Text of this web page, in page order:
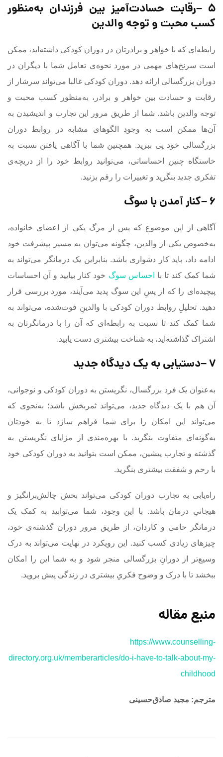
۵ –رقابت حسادت‌آمیز بین فرزندان به‌منظور
کسب محبت و توجه والدین
رابطه‌ای که با خواهر و برادرتان در دوران کودکی داشته‌اید، ممکن
است سرنخ‌های مهمی در مورد نحوه‌ی تعامل شما با دیگران در
دوران بزرگسالی ارائه دهد. دوران کودکی غالبا می‌تواند سرشار از
رقابت و حسادت بین خواهر و برادر، به‌منظور کسب محبت و
توجه والدین باشد. شما از طریق مرور این تجارب و اندیشیدن به
آن‌ها ممکن است به وجودِ الگوهای مشابه در روابط دوران
بزرگسالی خود پی ببرید. همچنین شما با آگاهی یافتن نسبت به
خاستگاه چنین احساساتی، می‌توانید روابط خود را از دریچه‌ی
تفکری جدید بنگرید و تغییرات را رقم بزنید.
۶–کنار آمدن با سوگ
آگاهی از این موضوع که پس از مرگ یکی از اعضای خانواده،
به‌خصوص یکی از والدین، چگونه می‌توان به مسیر پیشرفت خود
ادامه داد، باید کار دشواری باشد. بنابراین یک درمانگر می‌تواند به
شما کمک کند تا با
احساس سوگ خود کنار بیایید و آن احساسات
پیچیده‌ای را که از پسِ این سوگ پدید می‌آیند، مورد بررسی قرار
دهید. تحلیلِ روابط دوران کودکی با والدینِ فوت‌شده، می‌تواند به
شما کمک کند تا نسبت به رابطه‌ای که آن را با درمانگرتان به
اشتراک گذاشته‌اید، به شناخت بیشتری دست یابید.
۷–دستیابی به یک دیدگاه جدید
به‌عنوان یک فرد بزرگسال، نگریستن به دوران کودکی و نوجوانی،
آن هم با یک دیدگاه جدید، می‌تواند ثمربخش باشد؛ به‌نحوی که
می‌تواند این امکان را برای شما فراهم سازد تا به خودتان
به‌گونه‌ای متفاوت بنگرید. با بهره‌مندی از مزایای نگریستن به
گذشته و تجارب پیشین، ممکن است بتوانید به دوران کودکی خود
با رحم‌ و شفقت بیشتری بنگرید.
راه‌یابی به تجارب دوران کودکی می‌تواند بخش چالش‌برانگیز و
هیجانیِ درمان باشد. با این وجود، شما می‌توانید به کمک یک
درمانگر حامی و کاردان، از طریق مرور دوران گذشته‌ی خود،
چیزهای زیادی کسب کنید. این رویکرد در نهایت می‌تواند به درک
وسیع‌تر از دورانِ بزرگسالی منجر شود و به شما این را امکان
ببخشد تا با درک و وضوح فکریِ بیشتری در زندگی پیش بروید.
منبع مقاله
https://www.counselling-
directory.org.uk/memberarticles/do-i-have-to-talk-about-my-
childhood
مترجم: مجید صادق‌حسینی